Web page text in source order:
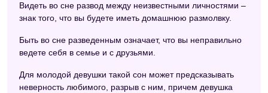
Видеть во сне развод между неизвестными личностями –
знак того, что вы будете иметь домашнюю размолвку.
Быть во сне разведенным означает, что вы неправильно
ведете себя в семье и с друзьями.
Для молодой девушки такой сон может предсказывать
неверность любимого, разрыв с ним, причем девушка